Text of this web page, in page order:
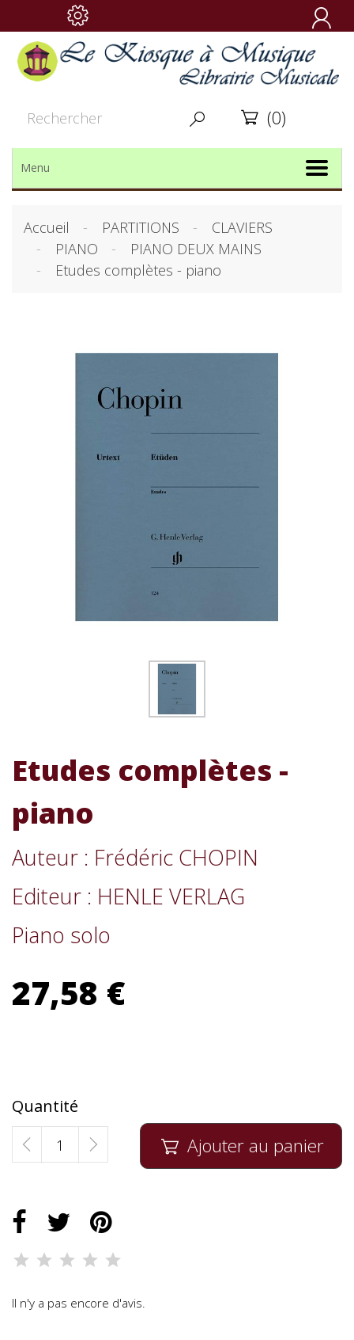

  (0)
Menu
Accueil PARTITIONS
CLAVIERS
PIANO
PIANO DEUX MAINS
Etudes complètes - piano
Etudes complètes -
piano
Auteur : Frédéric CHOPIN
Editeur : HENLE VERLAG
Piano solo
27,58 €
Quantité
 Ajouter au panier
Il n'y a pas encore d'avis.